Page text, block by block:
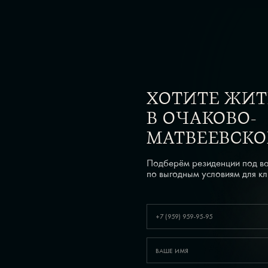
ХОТИТЕ
В ОЧАКОВО-
Подберём резиденции под
по выгодным условиям для